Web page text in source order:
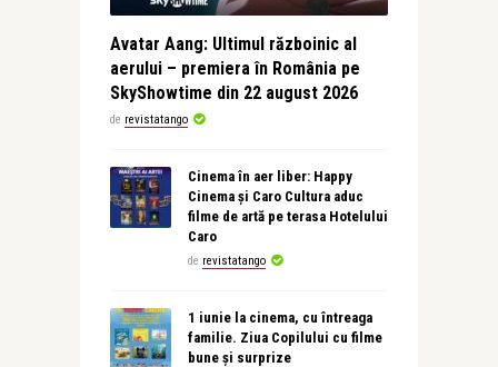
Avatar Aang: Ultimul războinic al
aerului – premiera în România pe
SkyShowtime din 22 august 2026
de revistatango
Cinema în aer liber: Happy
Cinema și Caro Cultura aduc
filme de artă pe terasa Hotelului
Caro
de revistatango
1 iunie la cinema, cu întreaga
familie. Ziua Copilului cu filme
bune și surprize